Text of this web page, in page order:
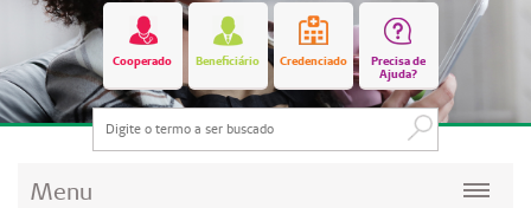
Cooperado Beneficiário Credenciado
Precisa de
Ajuda?
Menu